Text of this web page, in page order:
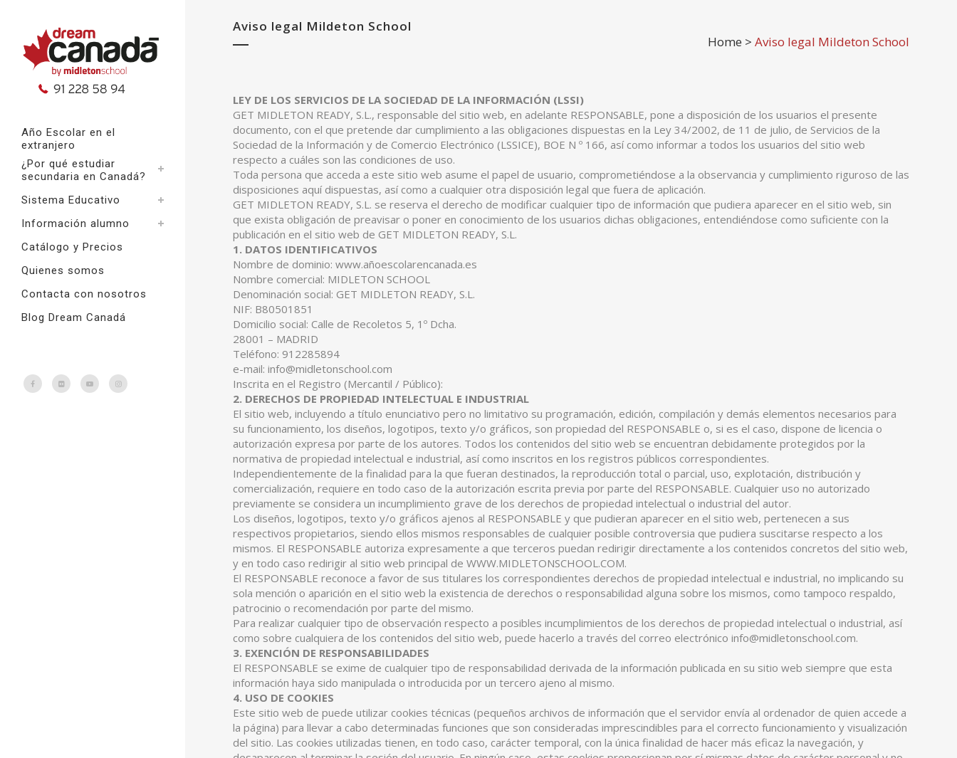
Año Escolar en el
extranjero
¿Por qué estudiar
secundaria en Canadá?
Sistema Educativo
Información alumno
Catálogo y Precios
Quienes somos
Contacta con nosotros
Blog Dream Canadá
Aviso legal Mildeton School
Home > Aviso legal Mildeton School
LEY DE LOS SERVICIOS DE LA SOCIEDAD DE LA INFORMACIÓN (LSSI)
GET MIDLETON READY, S.L., responsable del sitio web, en adelante RESPONSABLE, pone a disposición de los usuarios el presente
documento, con el que pretende dar cumplimiento a las obligaciones dispuestas en la Ley 34/2002, de 11 de julio, de Servicios de la
Sociedad de la Información y de Comercio Electrónico (LSSICE), BOE N º 166, así como informar a todos los usuarios del sitio web
respecto a cuáles son las condiciones de uso.
Toda persona que acceda a este sitio web asume el papel de usuario, comprometiéndose a la observancia y cumplimiento riguroso de las
disposiciones aquí dispuestas, así como a cualquier otra disposición legal que fuera de aplicación.
GET MIDLETON READY, S.L. se reserva el derecho de modificar cualquier tipo de información que pudiera aparecer en el sitio web, sin
que exista obligación de preavisar o poner en conocimiento de los usuarios dichas obligaciones, entendiéndose como suficiente con la
publicación en el sitio web de GET MIDLETON READY, S.L.
1. DATOS IDENTIFICATIVOS
Nombre de dominio: www.añoescolarencanada.es
Nombre comercial: MIDLETON SCHOOL
Denominación social: GET MIDLETON READY, S.L.
NIF: B80501851
Domicilio social: Calle de Recoletos 5, 1º Dcha.
28001 – MADRID
Teléfono: 912285894
e-mail: info@midletonschool.com
Inscrita en el Registro (Mercantil / Público):
2. DERECHOS DE PROPIEDAD INTELECTUAL E INDUSTRIAL
El sitio web, incluyendo a título enunciativo pero no limitativo su programación, edición, compilación y demás elementos necesarios para
su funcionamiento, los diseños, logotipos, texto y/o gráficos, son propiedad del RESPONSABLE o, si es el caso, dispone de licencia o
autorización expresa por parte de los autores. Todos los contenidos del sitio web se encuentran debidamente protegidos por la
normativa de propiedad intelectual e industrial, así como inscritos en los registros públicos correspondientes.
Independientemente de la finalidad para la que fueran destinados, la reproducción total o parcial, uso, explotación, distribución y
comercialización, requiere en todo caso de la autorización escrita previa por parte del RESPONSABLE. Cualquier uso no autorizado
previamente se considera un incumplimiento grave de los derechos de propiedad intelectual o industrial del autor.
Los diseños, logotipos, texto y/o gráficos ajenos al RESPONSABLE y que pudieran aparecer en el sitio web, pertenecen a sus
respectivos propietarios, siendo ellos mismos responsables de cualquier posible controversia que pudiera suscitarse respecto a los
mismos. El RESPONSABLE autoriza expresamente a que terceros puedan redirigir directamente a los contenidos concretos del sitio web,
y en todo caso redirigir al sitio web principal de WWW.MIDLETONSCHOOL.COM.
El RESPONSABLE reconoce a favor de sus titulares los correspondientes derechos de propiedad intelectual e industrial, no implicando su
sola mención o aparición en el sitio web la existencia de derechos o responsabilidad alguna sobre los mismos, como tampoco respaldo,
patrocinio o recomendación por parte del mismo.
Para realizar cualquier tipo de observación respecto a posibles incumplimientos de los derechos de propiedad intelectual o industrial, así
como sobre cualquiera de los contenidos del sitio web, puede hacerlo a través del correo electrónico info@midletonschool.com.
3. EXENCIÓN DE RESPONSABILIDADES
El RESPONSABLE se exime de cualquier tipo de responsabilidad derivada de la información publicada en su sitio web siempre que esta
información haya sido manipulada o introducida por un tercero ajeno al mismo.
4. USO DE COOKIES
Este sitio web de puede utilizar cookies técnicas (pequeños archivos de información que el servidor envía al ordenador de quien accede a
la página) para llevar a cabo determinadas funciones que son consideradas imprescindibles para el correcto funcionamiento y visualización
del sitio. Las cookies utilizadas tienen, en todo caso, carácter temporal, con la única finalidad de hacer más eficaz la navegación, y